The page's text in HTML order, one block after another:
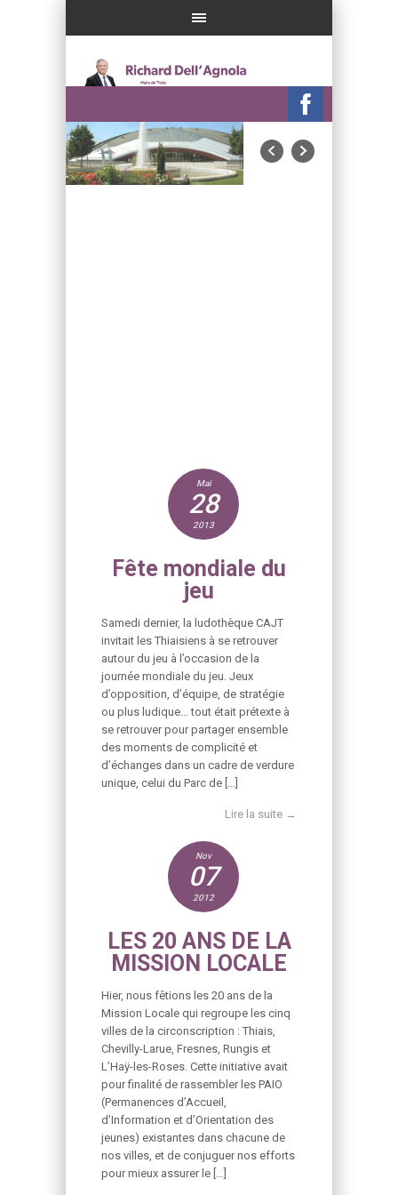
Mai
28
2013
Fête mondiale du
jeu
Samedi dernier, la ludothèque CAJT
invitait les Thiaisiens à se retrouver
autour du jeu à l’occasion de la
journée mondiale du jeu. Jeux
d’opposition, d’équipe, de stratégie
ou plus ludique… tout était prétexte à
se retrouver pour partager ensemble
des moments de complicité et
d’échanges dans un cadre de verdure
unique, celui du Parc de […]
Lire la suite →
Nov
07
2012
LES 20 ANS DE LA
MISSION LOCALE
Hier, nous fêtions les 20 ans de la
Mission Locale qui regroupe les cinq
villes de la circonscription : Thiais,
Chevilly-Larue, Fresnes, Rungis et
L’Haÿ-les-Roses. Cette initiative avait
pour finalité de rassembler les PAIO
(Permanences d’Accueil,
d’Information et d’Orientation des
jeunes) existantes dans chacune de
nos villes, et de conjuguer nos efforts
pour mieux assurer le […]